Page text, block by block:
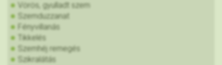
Vörös, gyulladt szem
Szemduzzanat
Fényvillanás
Tikkelés
Szemhéj remegés
Szikralátás